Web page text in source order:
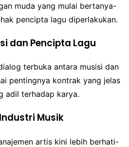
muda yang mulai bertanya-
pencipta lagu diperlakukan.
dan Pencipta Lagu
terbuka antara musisi dan
pentingnya kontrak yang jelas
adil terhadap karya.
Musik
artis kini lebih berhati-